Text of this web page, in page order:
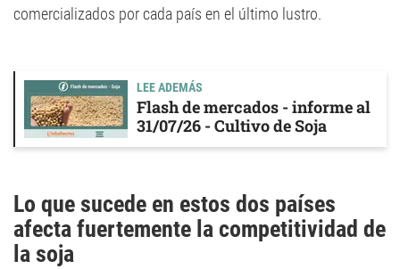
comercializados por cada país en el último lustro.
LEE ADEMÁS
Flash de mercados - informe al
31/07/26 - Cultivo de Soja
Lo que sucede en estos dos países
afecta fuertemente la competitividad de
la soja